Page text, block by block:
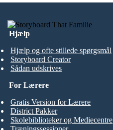
Hjælp
Hjælp og ofte stillede spørgsmål
Storyboard Creator
Sådan udskrives
For Lærere
Gratis Version for Lærere
District Pakker
Skolebiblioteker og Mediecentre